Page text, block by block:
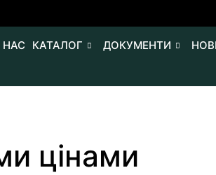
НАС КАТАЛОГ ДОКУМЕНТИ
цінами